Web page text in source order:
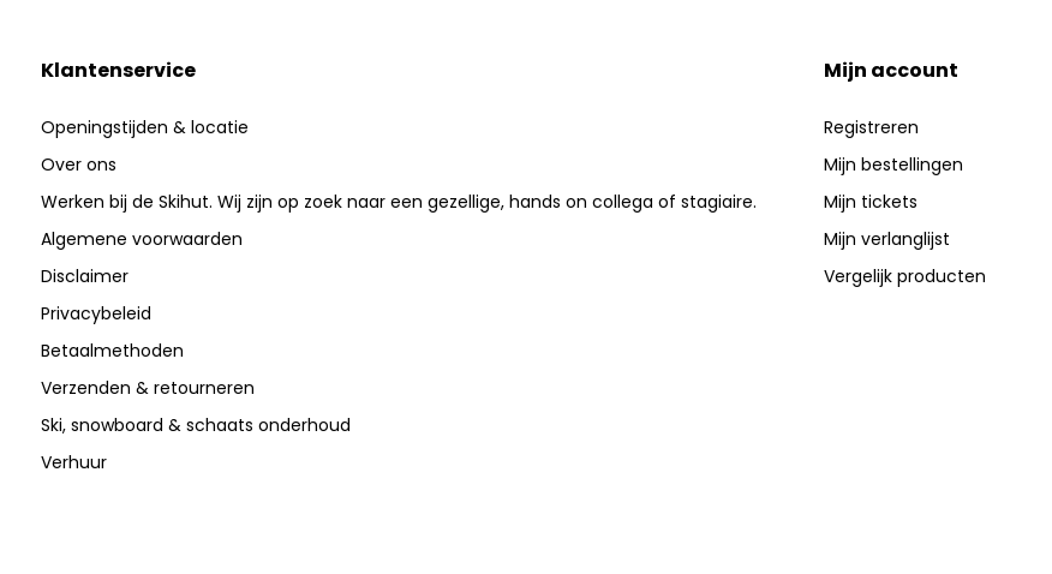
Klantenservice
Openingstijden & locatie
Over ons
Werken bij de Skihut. Wij zijn op zoek naar een gezellige, hands on collega of stagiaire.
Algemene voorwaarden
Disclaimer
Privacybeleid
Betaalmethoden
Verzenden & retourneren
Ski, snowboard & schaats onderhoud
Verhuur
Mijn account
Registreren
Mijn bestellingen
Mijn tickets
Mijn verlanglijst
Vergelijk producten